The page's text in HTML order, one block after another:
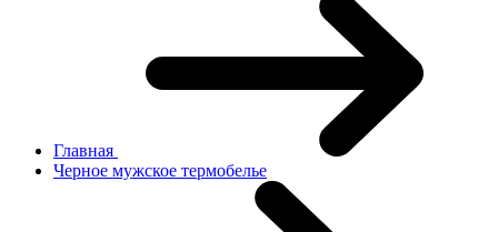
Главная
Черное мужское термобелье